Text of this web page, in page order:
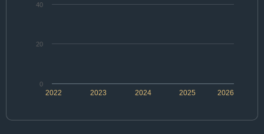
2022 2024 2026
2023 2025
0
20
40